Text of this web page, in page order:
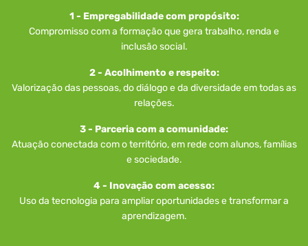
1 - Empregabilidade com propósito:
Compromisso com a formação que gera trabalho, renda e
inclusão social.
2 - Acolhimento e respeito:
Valorização das pessoas, do diálogo e da diversidade em todas as
relações.
3 - Parceria com a comunidade:
Atuação conectada com o território, em rede com alunos, famílias
e sociedade.
4 - Inovação com acesso:
Uso da tecnologia para ampliar oportunidades e transformar a
aprendizagem.